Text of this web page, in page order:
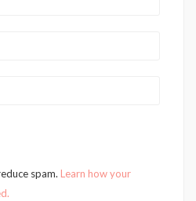
spam. Learn how your